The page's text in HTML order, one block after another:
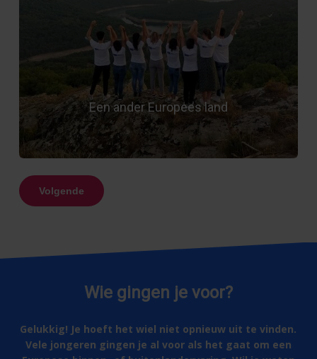
Een ander Europees land
Wie gingen je voor?
Gelukkig! Je hoeft het wiel niet opnieuw uit te vinden.
Vele jongeren gingen je al voor als het gaat om een